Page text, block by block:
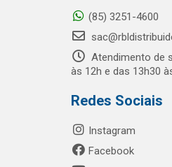
(85) 3251-4600
Atendimento de
às 12h e das 13h30
Redes Sociais
Instagram
Facebook